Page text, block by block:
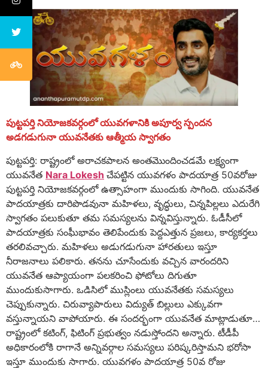
పుట్టపర్తి నియోజకవర్గంలో యువగళానికి అపూర్వ స్పందన
అడగడుగునా యువనేతకు ఆత్మీయ స్వాగతం
పుట్టపర్తి: రాష్ట్రంలో అరాచకపాలన అంతమొందించడమే లక్ష్యంగా
యువనేత Nara Lokesh చేపట్టిన యువగళం పాదయాత్ర 50వరోజు
పుట్టపర్తి నియోజకవర్గంలో ఉత్సాహంగా ముందుకు సాగింది. యువనేత
పాదయాత్రకు దారిపొడవునా మహిళలు, వృద్ధులు, చిన్నపిల్లలు ఎదురేగి
స్వాగతం పలుకుతూ తమ సమస్యలను విన్నవిస్తున్నారు. ఓడీసీలో
పాదయాత్రకు సంఘీభావం తెలిపేందుకు పెద్దఎత్తున ప్రజలు, కార్యకర్తలు
తరలివచ్చారు. మహిళలు అడుగడుగునా హారతులు ఇస్తూ
నీరాజనాలు పలికారు. తనను చూసేందుకు వచ్చిన వారందరిని
యువనేత ఆప్యాయంగా పలకరించి ఫోటోలు దిగుతూ
ముందుకుసాగారు. ఒడిసిలో ముస్లింలు యువనేతకు సమస్యలు
చెప్పుకున్నారు. చిరువ్యాపారులు విద్యుత్ బిల్లులు ఎక్కువగా
వస్తున్నాయని వాపోయారు. ఈ సందర్భంగా యువనేత మాట్లాడుతూ…
రాష్ట్రంలో కటింగ్, ఫిటింగ్ ప్రభుత్వం నడుస్తోందని అన్నారు. టీడీపీ
అధికారంలోకి రాగానే అన్నివర్గాల సమస్యలు పరిష్కరిస్తామని భరోసా
ఇస్తూ ముందుకు సాగారు. యువగళం పాదయాత్ర 50వ రోజు